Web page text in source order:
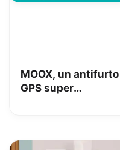
MOOX, un antifurto
GPS super
solo: la nostra